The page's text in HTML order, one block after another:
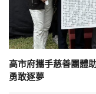
高市府攜手慈善團體
勇敢逐夢